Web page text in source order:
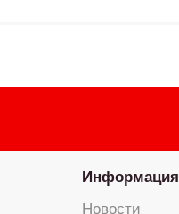
Информация
Новости